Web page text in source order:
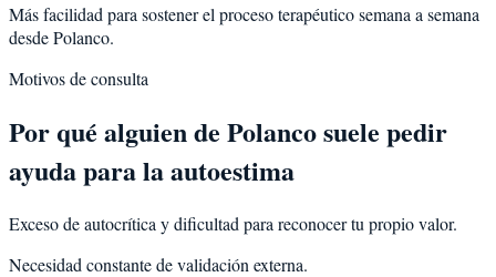
Más facilidad para sostener el proceso terapéutico semana a semana
desde Polanco.
Motivos de consulta
Por qué alguien de Polancosuele pedir
ayuda para laautoestima
Exceso de autocrítica y dificultad para reconocer tu propio valor.
Necesidad constante de validación externa.